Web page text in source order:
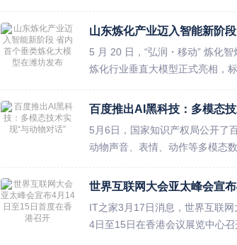
山东炼化产业迈入智能新阶
5 月 20 日，“弘润・移动” 炼化
炼化行业垂直大模型正式亮相，
百度推出AI黑科技：多模态
5月6日，国家知识产权局公开了
动物声音、表情、动作等多模态
世界互联网大会亚太峰会宣
IT之家3月17日消息，世界互联
4日至15日在香港会议展览中心